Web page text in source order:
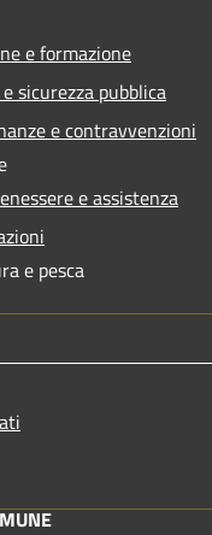
e formazione
sicurezza pubblica
e contravvenzioni
e assistenza
e pesca